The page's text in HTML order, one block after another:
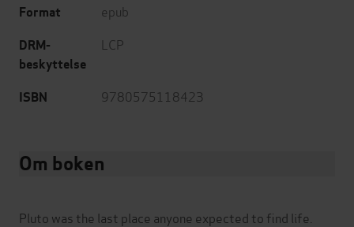
Format epub
DRM-
beskyttelse
LCP
ISBN 9780575118423
Om boken
Pluto was the last place anyone expected to find life.